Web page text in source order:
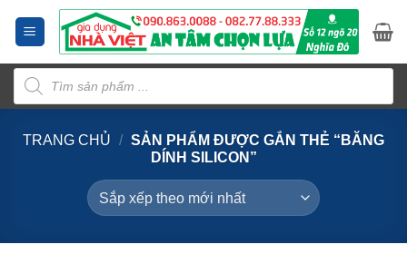
dung
Tìm
kiếm
sản
phẩm
TRANG CHỦ / SẢN PHẨM ĐƯỢC GẮN THẺ “BĂNG
DÍNH SILICON”